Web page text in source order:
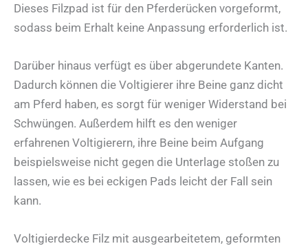
Dieses Filzpad ist für den Pferderücken vorgeformt,
sodass beim Erhalt keine Anpassung erforderlich ist.
Darüber hinaus verfügt es über abgerundete Kanten.
Dadurch können die Voltigierer ihre Beine ganz dicht
am Pferd haben, es sorgt für weniger Widerstand bei
Schwüngen. Außerdem hilft es den weniger
erfahrenen Voltigierern, ihre Beine beim Aufgang
beispielsweise nicht gegen die Unterlage stoßen zu
lassen, wie es bei eckigen Pads leicht der Fall sein
kann.
Voltigierdecke Filz mit ausgearbeitetem, geformten